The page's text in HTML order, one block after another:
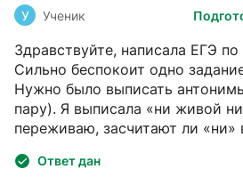
У Ученик
Здравствуйте, написала ЕГЭ
Сильно беспокоит одно
Нужно было выписать
пару). Я выписала «ни живой
переживаю, засчитают ли «ни»
Ответ дан